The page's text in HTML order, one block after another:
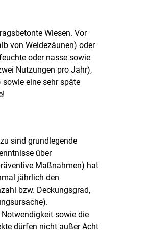
Wiesen. Vor
von Weidezäunen) oder
oder nasse sowie
Nutzungen pro Jahr),
eine sehr späte
sind grundlegende
über
Maßnahmen) hat
jährlich den
bzw. Deckungsgrad,
sowie die
dürfen nicht außer Acht